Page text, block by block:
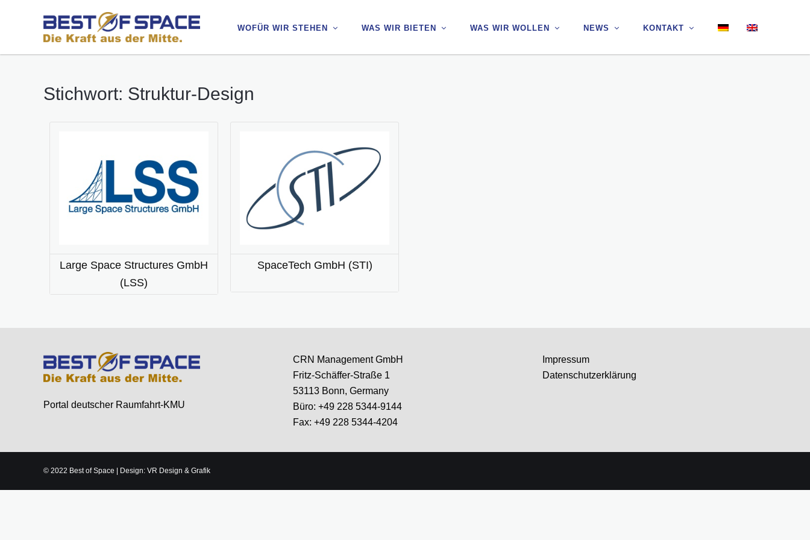
WOFÜR WIR STEHEN WAS WIR BIETEN WAS WIR WOLLEN NEWS KONTAKT
WOFÜR WIR STEHEN WAS WIR BIETEN WAS WIR WOLLEN NEWS KONTAKT
Stichwort: Struktur-Design
Large Space Structures GmbH
(LSS)
SpaceTech GmbH (STI)
Portal deutscher Raumfahrt-KMU
CRN Management GmbH
Fritz-Schäffer-Straße 1
53113 Bonn, Germany
Büro: +49 228 5344-9144
Fax: +49 228 5344-4204
Impressum
Datenschutzerklärung
© 2022 Best of Space | Design: VR Design & Grafik